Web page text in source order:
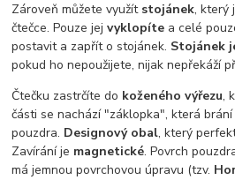
Zároveň můžete využít stojánek, který
čtečce. Pouze jejvyklopíte a celé
postavit a zapřít o stojánek. Stojánek
pokud ho nepoužijete, nijak nepřekáží
Čtečku zastrčíte do koženého výřezu,
části se nachází "záklopka", která
pouzdra. Designový obal, který
Zavírání je magnetické. Povrch
má jemnou povrchovou úpravu (tzv.